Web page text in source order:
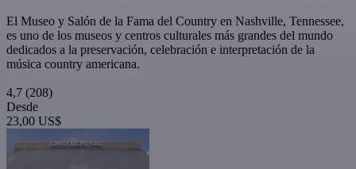
El Museo y Salón de la Fama del Country en Nashville, Tennessee,
es uno de los museos y centros culturales más grandes del mundo
dedicados a la preservación, celebración e interpretación de la
música country americana.
4,7 (208)
Desde
23,00 US$